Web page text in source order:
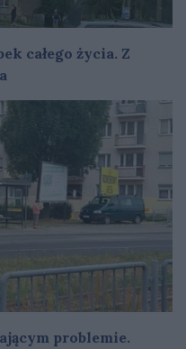
całego życia. Z
problemie.